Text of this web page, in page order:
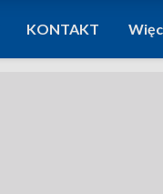
KONTAKT